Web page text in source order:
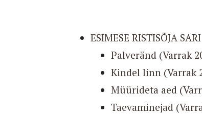
ESIMESE RISTISÕJA SARI
Palveränd (Varrak
Kindel linn (Varrak
Müürideta aed
Taevaminejad